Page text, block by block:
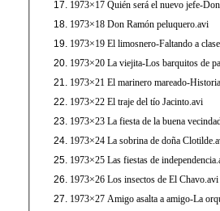
1973×17 Quién será el nuevo jefe-
1973×18 Don Ramón peluquero.avi
1973×19 El limosnero-Faltando a
1973×20 La viejita-Los barquitos de
1973×21 El marinero mareado-
1973×22 El traje del tío Jacinto.avi
1973×23 La fiesta de la buena
1973×24 La sobrina de doña
1973×25 Las fiestas de
1973×26 Los insectos de El Chavo.avi
1973×27 Amigo asalta a amigo-La